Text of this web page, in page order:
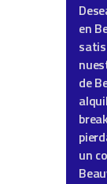
en
de
un